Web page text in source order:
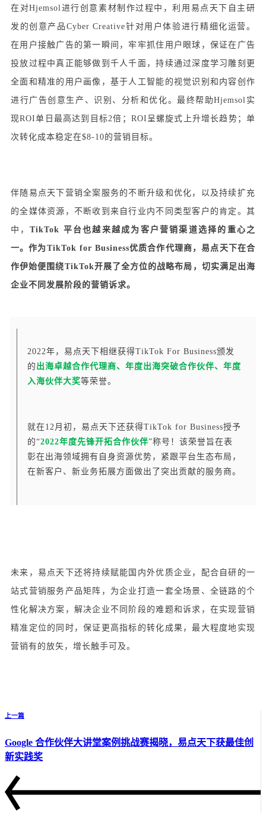
在对Hjemsol进行创意素材制作过程中，利用易点天下自主研
发的创意产品Cyber Creative针对用户体验进行精细化运营。
在用户接触广告的第一瞬间，牢牢抓住用户眼球，保证在广告
投放过程中真正能够做到千人千面，持续通过深度学习雕刻更
全面和精准的用户画像，基于人工智能的视觉识别和内容创作
进行广告创意生产、识别、分析和优化。最终帮助Hjemsol实
现ROI单日最高达到目标2倍；ROI呈螺旋式上升增长趋势；单
次转化成本稳定在$8-10的营销目标。
伴随易点天下营销全案服务的不断升级和优化，以及持续扩充
的全媒体资源，不断收到来自行业内不同类型客户的肯定。其
中，TikTok 平台也越来越成为客户营销渠道选择的重心之
一。作为TikTok for Business优质合作代理商，易点天下在合
作伊始便围绕TikTok开展了全方位的战略布局，切实满足出海
企业不同发展阶段的营销诉求。
2022年，易点天下相继获得TikTok For Business颁发
的 出海卓越合作代理商、年度出海突破合作伙伴、年度
入海伙伴大奖等荣誉。
就在12月初，易点天下还获得TikTok for Business授予
的“2022年度先锋开拓合作伙伴”称号！该荣誉旨在表
彰在出海领域拥有自身资源优势，紧跟平台生态布局，
在新客户、新业务拓展方面做出了突出贡献的服务商。
未来，易点天下还将持续赋能国内外优质企业，配合自研的一
站式营销服务产品矩阵，为企业打造一套全场景、全链路的个
性化解决方案，解决企业不同阶段的难题和诉求，在实现营销
精准定位的同时，保证更高指标的转化成果，最大程度地实现
营销有的放矢，增长触手可及。
上一篇
Google 合作伙伴大讲堂案例挑战赛揭晓，易点天下获最佳创
新实践奖